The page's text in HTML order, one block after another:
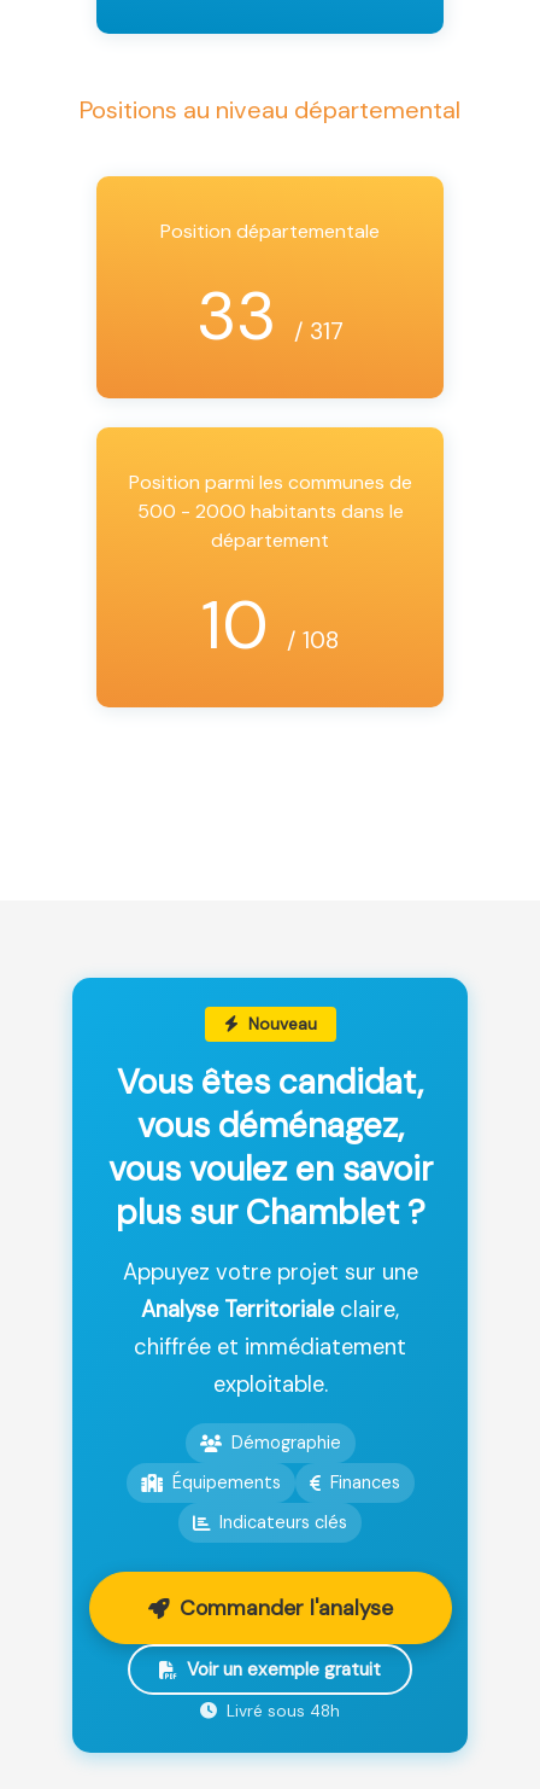
Positions au niveau départemental
Position départementale
33 / 317
Position parmi les communes de
500 - 2000 habitants dans le
département
10 / 108
Nouveau
Vous êtes candidat,
vous déménagez,
vous voulez en savoir
plus sur Chamblet ?
Appuyez votre projet sur une
Analyse Territorialeclaire,
chiffrée et immédiatement
exploitable.
Démographie
Équipements
Finances
Indicateurs clés
Commander l'analyse
Voir un exemple gratuit
Livré sous 48h